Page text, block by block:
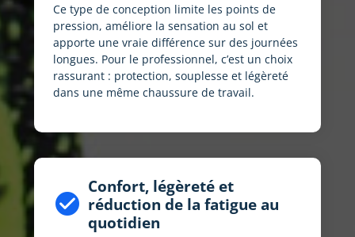
Ce type de conception limite les points de
pression, améliore la sensation au sol et
apporte une vraie différence sur des journées
longues. Pour le professionnel, c’est un choix
rassurant : protection, souplesse et légèreté
dans une même chaussure de travail.
check_circle
Confort, légèreté et
réduction de la fatigue au
quotidien